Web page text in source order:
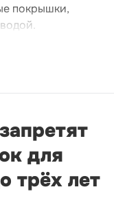
покрышки,
для
трёх лет